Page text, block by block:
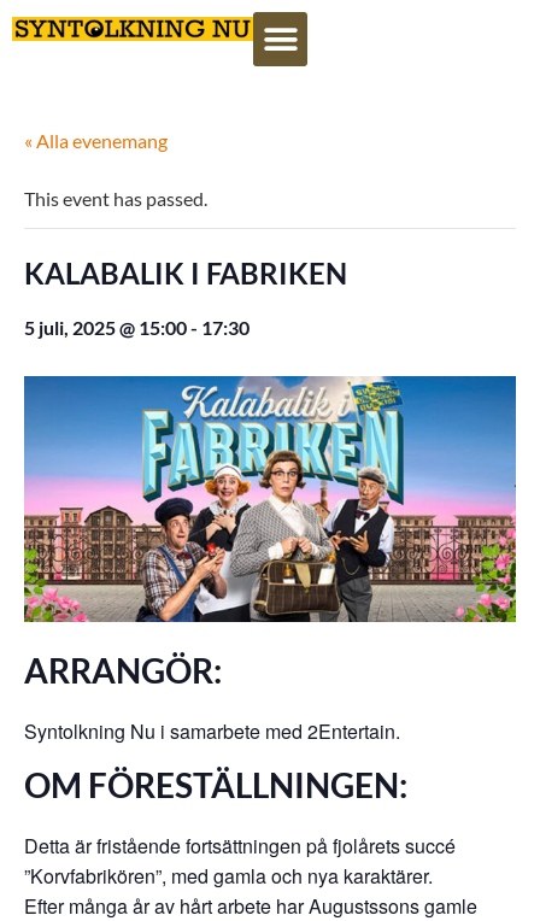
« Alla evenemang
This event has passed.
KALABALIK I FABRIKEN
5 juli, 2025 @ 15:00- 17:30
ARRANGÖR:
Syntolkning Nu i samarbete med 2Entertain.
OM FÖRESTÄLLNINGEN:
Detta är fristående fortsättningen på fjolårets succé
”Korvfabrikören”, med gamla och nya karaktärer.
Efter många år av hårt arbete har Augustssons gamle